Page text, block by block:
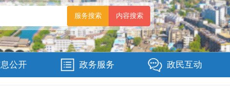
公开 政务服务 政民互动